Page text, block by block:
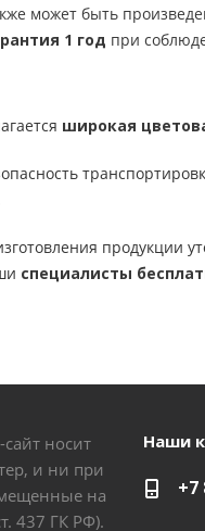
может быть
1 год при
широкая
продукции
специалисты
носит
и ни при
на
437 ГК РФ).
Наши
+7